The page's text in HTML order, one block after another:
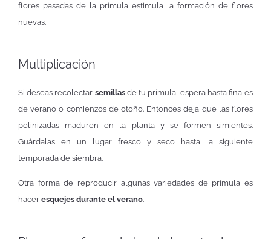
flores pasadas de la prímula estimula la formación de flores
nuevas.
Multiplicación
Si deseas recolectar semillasde tu prímula, espera hasta finales
de verano o comienzos de otoño. Entonces deja que las flores
polinizadas maduren en la planta y se formen simientes.
Guárdalas en un lugar fresco y seco hasta la siguiente
temporada de siembra.
Otra forma de reproducir algunas variedades de prímula es
hacer esquejes durante el verano.